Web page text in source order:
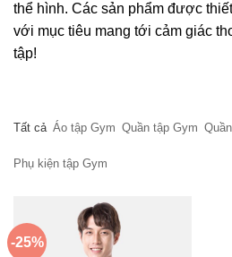
thể hình. Các sản phẩm được
với mục tiêu mang tới cảm giác
tập!
Tất cả Áo tập Gym Quần tập Gym
Phụ kiện tập Gym
-25%